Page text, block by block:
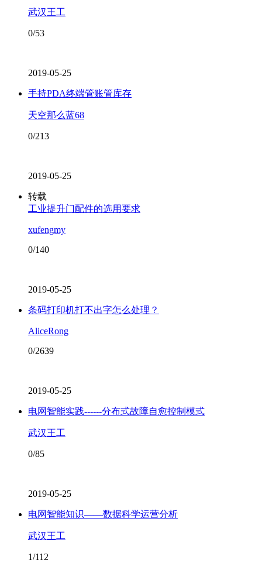
武汉王工
0/53
2019-05-25
手持PDA终端管账管库存
天空那么蓝68
0/213
2019-05-25
转载
工业提升门配件的选用要求
xufengmy
0/140
2019-05-25
条码打印机打不出字怎么处理？
AliceRong
0/2639
2019-05-25
电网智能实践------分布式故障自愈控制模式
武汉王工
0/85
2019-05-25
电网智能知识——数据科学运营分析
武汉王工
1/112